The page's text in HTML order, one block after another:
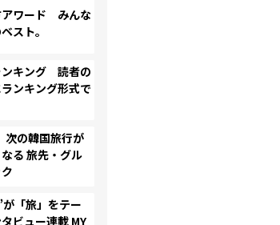
アワード みんな
スト。
ンキング 読者の
ンキング形式で
の韓国旅行が
る 旅先・グル
「旅」をテー
ビュー連載 MY